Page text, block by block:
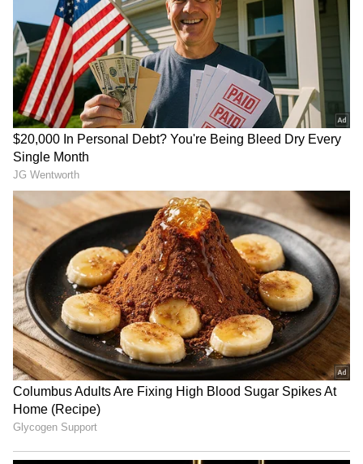
Related Articles
Astrology: சுக்கிர திசையை ஓரங்கட்டும்
கேது பார்வை.! இனி பென்ஸ் கார்ல